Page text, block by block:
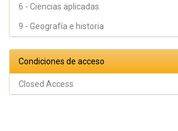
6 - Ciencias aplicadas
9 - Geografía e historia
Condiciones de acceso
Closed Access